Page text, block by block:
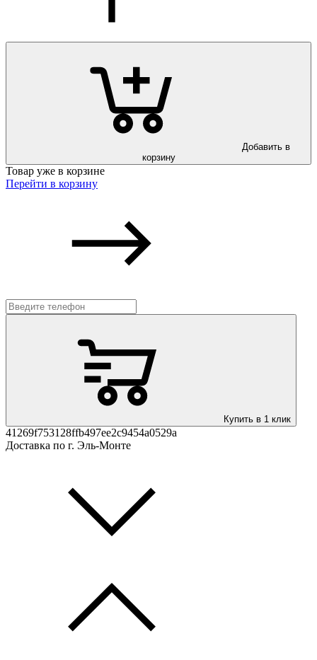
корзину
Товар уже в корзине
Перейти в корзину
Купить в 1 клик
41269f753128ffb497ee2c9454a0529a
Доставка по г. Эль-Монте